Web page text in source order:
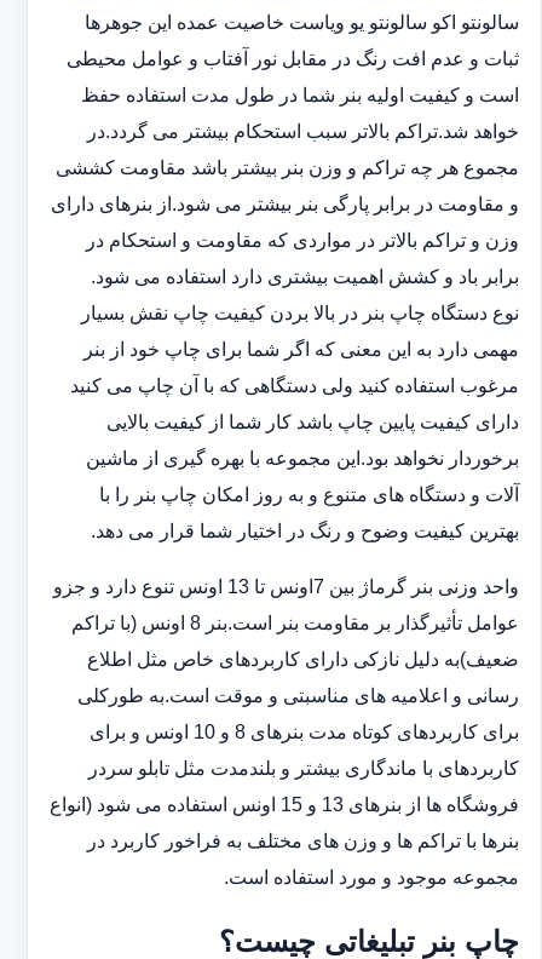
سالونت‎و ‎‏اکو سالونت‎‎‏و یو وی‎‏است خاصیت عمده این ‏جوهرها
ثبات و عدم افت رنگ در مقابل نور آفتاب و عوامل محیطی
است و کیفیت اولیه بنر شما در طول مدت استفاده حفظ
خواهد شد.‎تراکم بالاتر سبب استحکام بیشتر می گردد.در
مجموع هر چه تراکم و وزن بنر بیشتر باشد مقاومت کششی
و مقاومت در ‏برابر پارگی بنر بیشتر می شود.از بنرهای دارای
وزن و تراکم بالاتر در مواردی که مقاومت و استحکام در
برابر باد و ‏کشش اهمیت بیشتری دارد استفاده می شود‎.‎
نوع دستگاه چاپ بنر در بالا بردن کیفیت چاپ نقش بسیار
مهمی دارد به این معنی که اگر شما برای چاپ خود از بنر
‏مرغوب استفاده کنید ولی دستگاهی که با آن چاپ می کنید
دارای کیفیت پایین چاپ باشد کار شما از کیفیت بالایی
برخوردار ‏نخواهد بود.این مجموعه با بهره گیری از ماشین
آلات و دستگاه های متنوع و به روز امکان چاپ بنر را با
بهترین کیفیت ‏وضوح و رنگ در اختیار شما قرار می دهد.‏‎
واحد وزنی بنر گرماژ بین ‏‎7‎‏اونس تا 13 اونس تنوع دارد و جزو
عوامل تأثیرگذار بر مقاومت بنر است.بنر 8 اونس (با ‏تراکم
ضعیف)به دلیل نازکی دارای کاربردهای خاص مثل اطلاع
رسانی و اعلامیه های مناسبتی و موقت است.به طورکلی
‏برای کاربردهای کوتاه مدت بنرهای 8 و 10 اونس و برای
کاربردهای با ماندگاری بیشتر و بلندمدت مثل تابلو سردر
‏فروشگاه ها از بنرهای 13 و 15 اونس استفاده می شود (انواع
بنرها با تراکم ها و وزن های مختلف به فراخور کاربرد در
‏مجموعه موجود و مورد استفاده است.
چاپ بنر تبلیغاتی چیست؟